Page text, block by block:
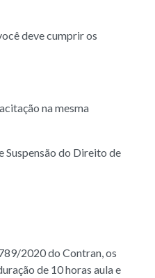
deve cumprir os
na mesma
Suspensão do Direito de
2020 do Contran, os
de 10 horas aula e